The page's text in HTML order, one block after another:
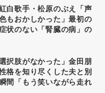
白歌手・松原のぶえ「声
もおかしかった」最初の
状のない「腎臓の病」の
択肢がなかった」金田朋
格を知り尽くした夫と別
間「もう笑いながら走れ